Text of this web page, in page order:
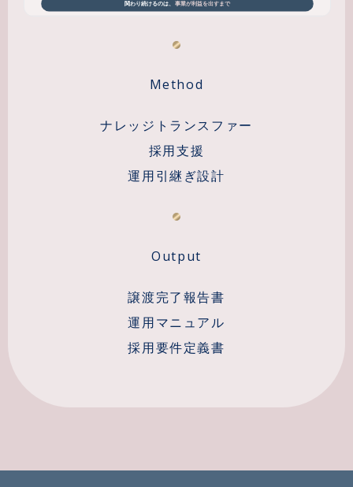
Method
ナレッジトランスファー
採用支援
運用引継ぎ設計
Output
譲渡完了報告書
運用マニュアル
採用要件定義書